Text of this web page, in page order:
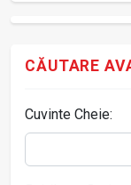
CĂUTARE
Cuvinte Cheie: